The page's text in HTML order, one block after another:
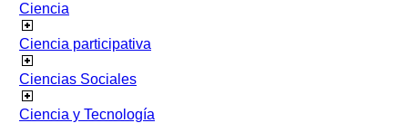
Ciencia
Ciencia participativa
Ciencias Sociales
Ciencia y Tecnología